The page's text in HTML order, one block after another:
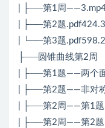
| ├──第1周
| ├──第2题
| └──第3题
├──圆锥曲线第2周
| ├──第1题——两个
| ├──第2题——非对
| ├──第2周——第1
| ├──第2周——第2